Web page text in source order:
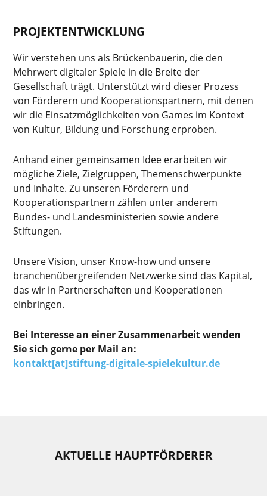
PROJEKTENTWICKLUNG
Wir verstehen uns als Brückenbauerin, die den
Mehrwert digitaler Spiele in die Breite der
Gesellschaft trägt. Unterstützt wird dieser Prozess
von Förderern und Kooperationspartnern, mit denen
wir die Einsatzmöglichkeiten von Games im Kontext
von Kultur, Bildung und Forschung erproben.
Anhand einer gemeinsamen Idee erarbeiten wir
mögliche Ziele, Zielgruppen, Themenschwerpunkte
und Inhalte. Zu unseren Förderern und
Kooperationspartnern zählen unter anderem
Bundes- und Landesministerien sowie andere
Stiftungen.
Unsere Vision, unser Know-how und unsere
branchenübergreifenden Netzwerke sind das Kapital,
das wir in Partnerschaften und Kooperationen
einbringen.
Bei Interesse an einer Zusammenarbeit wenden
Sie sich gerne per Mail an:
kontakt[at]stiftung-digitale-spielekultur.de
AKTUELLE HAUPTFÖRDERER